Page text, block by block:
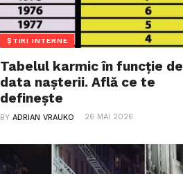
ȘTIRI INTERNE
Tabelul karmic în funcție de
data nașterii. Află ce te
definește
BYADRIAN VRAUKO 26 MAI 2026